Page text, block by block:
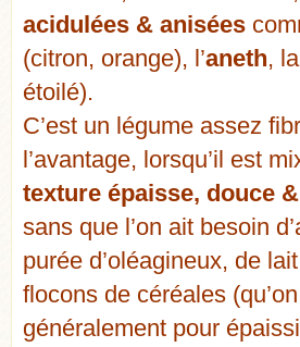
acidulées & anisées
(citron, orange), l’aneth, la
étoilé).
C’est un légume assez
l’avantage, lorsqu’il est
texture épaisse, douce
sans que l’on ait besoin
purée d’oléagineux, de
flocons de céréales
généralement pour